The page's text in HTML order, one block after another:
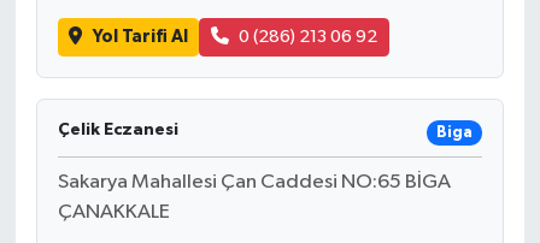
Yol Tarifi Al 0 (286) 213 06 92
Çelik Eczanesi Biga
Sakarya Mahallesi Çan Caddesi NO:65 BİGA
ÇANAKKALE